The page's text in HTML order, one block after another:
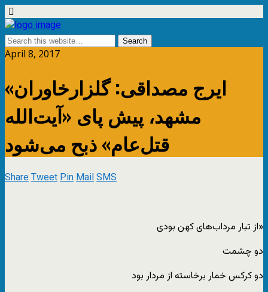
April 8, 2017
ایرج مصداقی: گلزارخاوران»
مشهد، پیش پای «آیت‌الله
قتل‌عام» ذبح می‌شود
ShareTweetPinMailSMS
«از تبار مرداب‌های کهن بودی
دو چشمت
دو کرکس خمار برخاسته از مردار بود